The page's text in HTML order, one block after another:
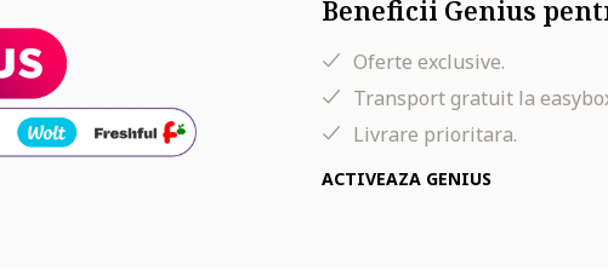
Beneficii Genius
Oferte exclusive.
Transport gratuit la
Livrare prioritara.
ACTIVEAZA GENIUS